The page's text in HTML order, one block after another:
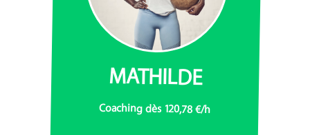
MATHILDE
Coaching dès 120,78 €/h